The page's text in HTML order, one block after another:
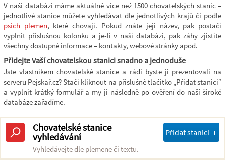
V naší databázi máme aktuálně více než 1500 chovatelských stanic –
jednotlivé stanice můžete vyhledávat dle jednotlivých krajů či podle
psích plemen, které chovají. Pokud znáte její název, pak postačí
vyplnit příslušnou kolonku a je-li v naší databázi, pak záhy zjistíte
všechny dostupné informace – kontakty, webové stránky apod.
Přidejte Vaší chovatelskou stanici snadno a jednoduše
Jste vlastníkem chovatelské stanice a rádi byste ji prezentovali na
serveru Pejskař.cz? Stačí kliknout na příslušné tlačítko „Přidat stanici“
a vyplnit krátký formulář a my ji následně po ověření do naší široké
databáze zařadíme.
Přidat stanici
Chovatelské stanice
vyhledávání
Vyhledávejte dle plemene či textu.